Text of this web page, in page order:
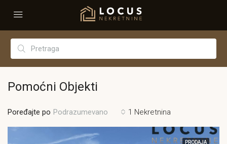
Pomoćni Objekti
1 Nekretnina
Poređajte po Podrazumevano
PRODAJA